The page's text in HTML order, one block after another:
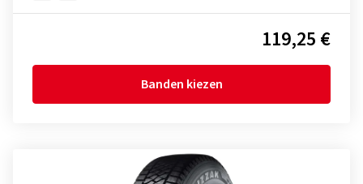
119,25 €
Banden kiezen